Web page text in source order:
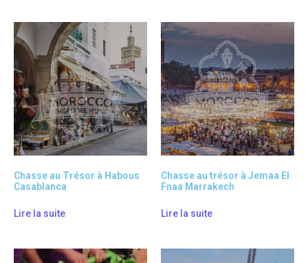
Chasse au Trésor à Habous
Casablanca
Lire la suite
Chasse au trésor à Jemaa El
Fnaa Marrakech
Lire la suite